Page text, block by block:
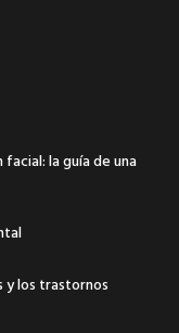
la guía de una
y los trastornos